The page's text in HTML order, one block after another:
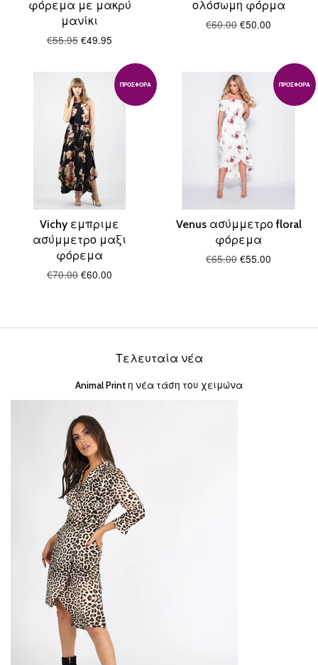
φόρεμα με μακρύ
μανίκι
€55.95 €49.95
ολόσωμη φόρμα
€60.00 €50.00
ΠΡΟΣΦΟΡΆ
Vichy εμπριμε
ασύμμετρο μαξι
φόρεμα
€70.00 €60.00
ΠΡΟΣΦΟΡΆ
Venus ασύμμετρο floral
φόρεμα
€65.00 €55.00
Τελευταία νέα
Animal Print η νέα τάση του χειμώνα